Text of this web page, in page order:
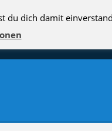
dich damit